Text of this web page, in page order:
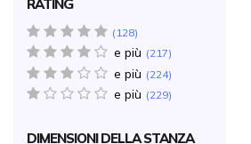
RATING
5 star(s)
128
e più 4 star(s)
217
e più 3 star(s)
224
e più 1 star(s)
229
DIMENSIONI DELLA STANZA